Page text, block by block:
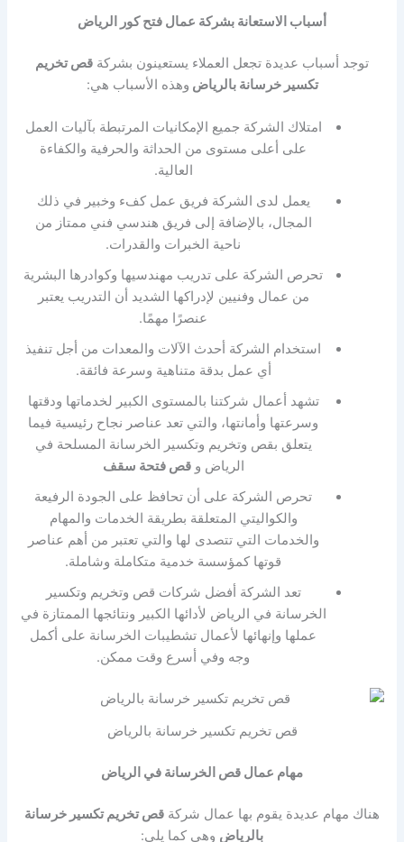
أسباب الاستعانة بشركة عمال فتح كور الرياض
توجد أسباب عديدة تجعل العملاء يستعينون بشركة قص تخريم
تكسير خرسانة بالرياض وهذه الأسباب هي:
امتلاك الشركة جميع الإمكانيات المرتبطة بآليات العمل
على أعلى مستوى من الحداثة والحرفية والكفاءة
العالية.
يعمل لدى الشركة فريق عمل كفء وخبير في ذلك
المجال، بالإضافة إلى فريق هندسي فني ممتاز من
ناحية الخبرات والقدرات.
تحرص الشركة على تدريب مهندسيها وكوادرها البشرية
من عمال وفنيين لإدراكها الشديد أن التدريب يعتبر
عنصرًا مهمًا.
استخدام الشركة أحدث الآلات والمعدات من أجل تنفيذ
أي عمل بدقة متناهية وسرعة فائقة.
تشهد أعمال شركتنا بالمستوى الكبير لخدماتها ودقتها
وسرعتها وأمانتها، والتي تعد عناصر نجاح رئيسية فيما
يتعلق بقص وتخريم وتكسير الخرسانة المسلحة في
الرياض وقص فتحة سقف
تحرص الشركة على أن تحافظ على الجودة الرفيعة
والكواليتي المتعلقة بطريقة الخدمات والمهام
والخدمات التي تتصدى لها والتي تعتبر من أهم عناصر
قوتها كمؤسسة خدمية متكاملة وشاملة.
تعد الشركة أفضل شركات قص وتخريم وتكسير
الخرسانة في الرياض لأدائها الكبير ونتائجها الممتازة في
عملها وإنهائها لأعمال تشطيبات الخرسانة على أكمل
وجه وفي أسرع وقت ممكن.
قص تخريم تكسير خرسانة بالرياض
مهام عمال قص الخرسانة في الرياض
هناك مهام عديدة يقوم بها عمال شركة قص تخريم تكسير خرسانة
بالرياض وهي كما يلي: